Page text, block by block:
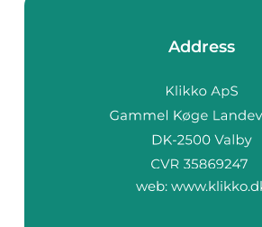
Address
web: